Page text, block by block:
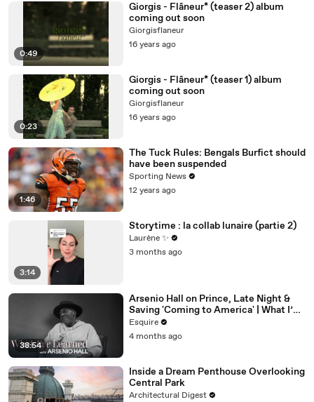
0:49
Giorgis - Flâneur* (teaser 2) album
coming out soon
Giorgisflaneur
16 years ago
0:23
Giorgis - Flâneur* (teaser 1) album
coming out soon
Giorgisflaneur
16 years ago
1:46
The Tuck Rules: Bengals Burfict should
have been suspended
Sporting News
12 years ago
3:14
Storytime : la collab lunaire (partie 2)
Laurène ✨
3 months ago
38:54
Arsenio Hall on Prince, Late Night &
Saving 'Coming to America' | What I’ve
Learned | Esquire
Esquire
4 months ago
Inside a Dream Penthouse Overlooking
Central Park
Architectural Digest